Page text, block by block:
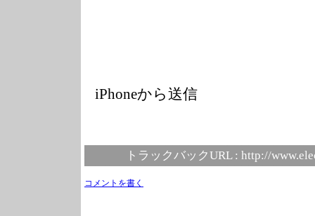
iPhoneから送信
トラックバックURL : http://
コメントを書く